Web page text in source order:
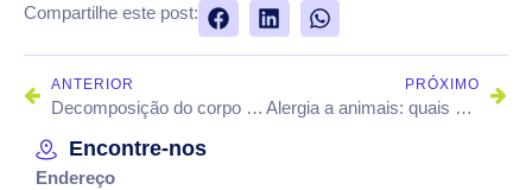
Compartilhe este post:
ANTERIOR
Decomposição do corpo humano: quais são os estágios?
PRÓXIMO
Alergia a animais: quais são as causas e sintomas?
Encontre-nos
Endereço